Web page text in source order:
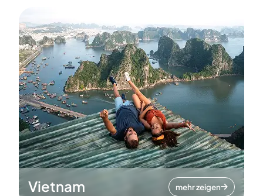
Vietnam mehr zeigen